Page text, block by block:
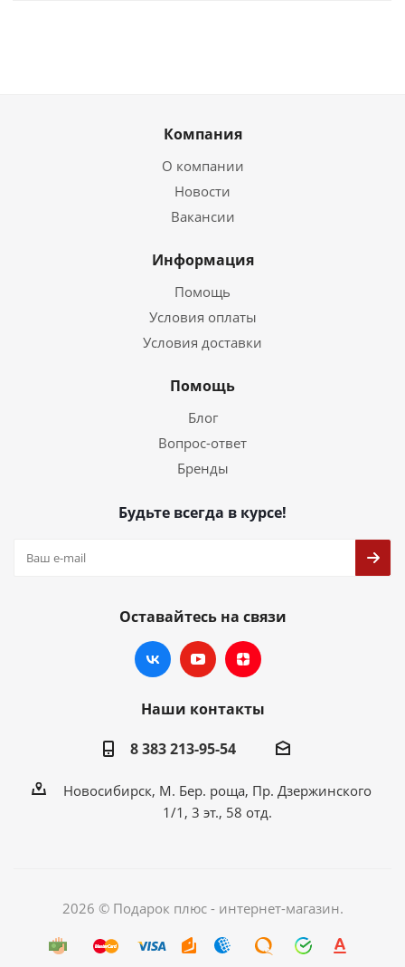
Компания
О компании
Новости
Вакансии
Информация
Помощь
Условия оплаты
Условия доставки
Помощь
Блог
Вопрос-ответ
Бренды
Будьте всегда в курсе!
Оставайтесь на связи
Наши контакты
8 383 213-95-54
Новосибирск, М. Бер. роща, Пр. Дзержинского
1/1, 3 эт., 58 отд.
2026 © Подарок плюс - интернет-магазин.